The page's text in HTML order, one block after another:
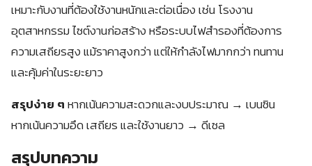
เหมาะกับงานที่ต้องใช้งานหนักและต่อเนื่อง เช่น โรงงาน
อุตสาหกรรม ไซต์งานก่อสร้าง หรือระบบไฟสำรองที่ต้องการ
ความเสถียรสูง แม้ราคาสูงกว่า แต่ให้กำลังไฟมากกว่า ทนทาน
และคุ้มค่าในระยะยาว
สรุปง่าย ๆหากเน้นความสะดวกและงบประมาณ → เบนซิน
หากเน้นความอึด เสถียร และใช้งานยาว → ดีเซล
สรุปบทความ